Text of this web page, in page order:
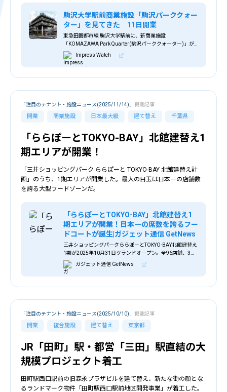
駒沢大学駅前商業施設「駒沢パーククォー
ター」を見てきた 11日開業
東急田園都市線 駒沢大学駅前に、新商業施設
「KOMAZAWA Park Quarter(駒沢パーククォーター)」が
11月11日にオープンする。運営会社のイマックスは開業に
先駆け、内覧会を実施した。
Impress Watch
開業 商業施設 日本最大級 建て替え 千葉県
「注目のテナント・施設ニュース(2025/11/14) 」掲載記事
「ららぽーとTOKYO-BAY」北館建替え1
期エリアが開業！
「三井ショッピングパーク ららぽーと TOKYO-BAY 北館建替え計
画」のうち、1期エリアが開業した。最大の目玉は日本一の店舗数
を誇る大型フードゾーンだ。
「ららぽーとTOKYO-BAY」北館建替え1
期エリアが開業！日本一の席数を誇るフー
ドコートが誕生|ガジェット通信 GetNews
三井ショッピングパークららぽーとTOKYO-BAY北館建替え
1期が2025年10月31日グランドオープン。全96店舗、3階
に38店の大型フードゾーンを擁し、北館新設1,400席を含
む総席数2,500席の日本一のフードコートが誕生。新川優愛
やふなっしーらが登場、南船橋駅徒歩約5分。
ガジェット通信 GetNews
開業 複合施設 建て替え 東京都
「注目のテナント・施設ニュース(2025/10/10) 」掲載記事
JR「田町」駅・都営「三田」駅直結の大
規模プロジェクト着工
田町駅西口駅前の旧森永プラザビルを建て替え、新たな街の顔とな
るランドマーク物件「田町駅西口駅前地区開発事業」が着工した。